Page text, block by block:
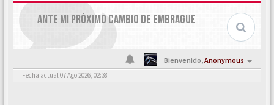
ANTE MI PRÓXIMO CAMBIO DE EMBRAGUE
Bienvenido,Anonymous
Fecha actual 07 Ago 2026, 02:38